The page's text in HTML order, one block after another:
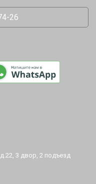
26
3 двор, 2 подъезд